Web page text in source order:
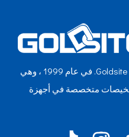
تأسست شركة Goldsite Diagnostics Inc. في عام 1999 ، وهي
متخصصة في أجهزة